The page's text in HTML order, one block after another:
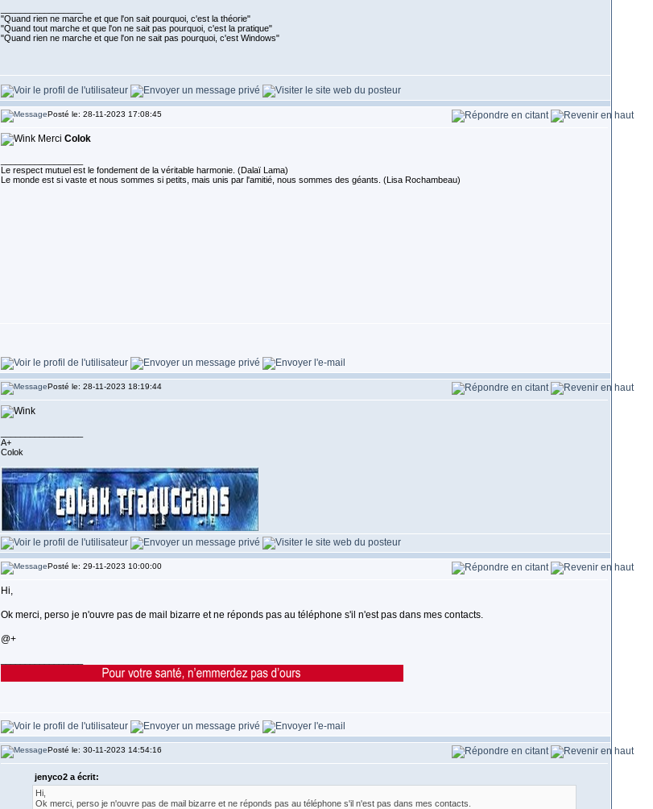
"Quand rien ne marche et que l'on sait pourquoi, c'est la théorie"
"Quand tout marche et que l'on ne sait pas pourquoi, c'est la pratique"
"Quand rien ne marche et que l'on ne sait pas pourquoi, c'est Windows"
Posté le: 28-11-2023 17:08:45
Merci Colok
Le respect mutuel est le fondement de la véritable harmonie. (Dalaï Lama)
Le monde est si vaste et nous sommes si petits, mais unis par l'amitié, nous sommes des géants. (Lisa Rochambeau)
Posté le: 28-11-2023 18:19:44
A+
Colok
Posté le: 29-11-2023 10:00:00
Hi,
Ok merci, perso je n'ouvre pas de mail bizarre et ne réponds pas au téléphone s'il n'est pas dans mes contacts.
@+
Posté le: 30-11-2023 14:54:16
jenyco2 a écrit:
Hi,
Ok merci, perso je n'ouvre pas de mail bizarre et ne réponds pas au téléphone s'il n'est pas dans mes contacts.